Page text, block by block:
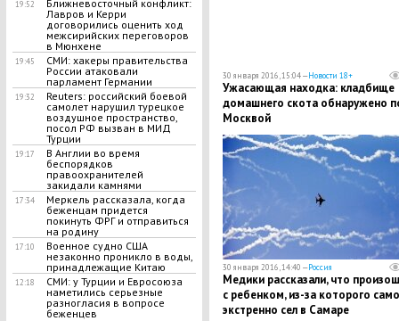
19:52
Ближневосточный конфликт:
Лавров и Керри
договорились оценить ход
межсирийских переговоров
в Мюнхене
19:45
СМИ: хакеры правительства
России атаковали
парламент Германии
19:32
Reuters: российский боевой
самолет нарушил турецкое
воздушное пространство,
посол РФ вызван в МИД
Турции
19:17
В Англии во время
беспорядков
правоохранителей
закидали камнями
17:34
Меркель рассказала, когда
беженцам придется
покинуть ФРГ и отправиться
на родину
17:10
Военное судно США
незаконно проникло в воды,
принадлежащие Китаю
12:18
СМИ: у Турции и Евросоюза
наметились серьезные
разногласия в вопросе
беженцев
30 января 2016, 15:04 —Новости 18+
Ужасающая находка: кладбище
домашнего скота обнаружено
Москвой
30 января 2016, 14:40 —Россия
Медики рассказали, что
с ребенком, из-за которого
экстренно сел в Самаре